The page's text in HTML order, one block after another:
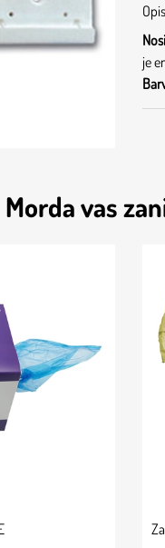
Opis
je
Morda vas